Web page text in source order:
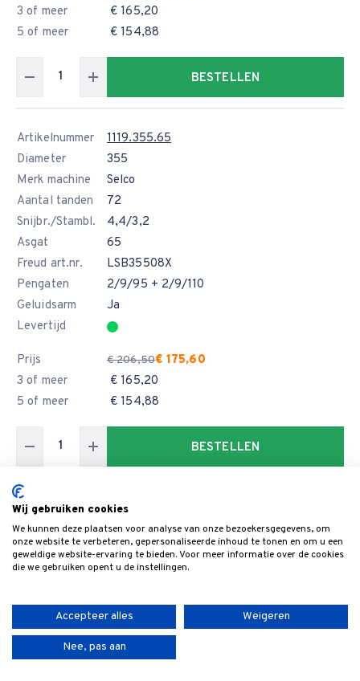
3 of meer
€ 165,20
5 of meer
€ 154,88
BESTELLEN
Artikelnummer
1119.355.65
Diameter
355
Merk machine
Selco
Aantal tanden
72
Snijbr./Stambl.
4,4/3,2
Asgat
65
Freud art.nr.
LSB35508X
Pengaten
2/9/95 + 2/9/110
Geluidsarm
Ja
Levertijd
Prijs € 206,50€ 175,60
3 of meer
€ 165,20
5 of meer
€ 154,88
BESTELLEN
Artikelnummer
1119.355.75
Diameter
355
Merk machine
Gabbiani
Aantal tanden
72
75
Freud art.nr.
LSB35507X
Pengaten
3/7/100
Wij gebruiken cookies
We kunnen deze plaatsen voor analyse van onze bezoekersgegevens, om
onze website te verbeteren, gepersonaliseerde inhoud te tonen en om u een
geweldige website-ervaring te bieden. Voor meer informatie over de cookies
die we gebruiken opent u de instellingen.
Accepteer alles Weigeren
Nee, pas aan